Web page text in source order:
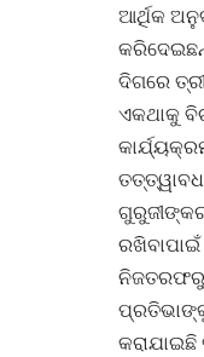
ଆର୍ଥିକ
ଦିଗରେ
ଏକଥାକୁ
ନିଜତରଫରୁ
କରାଯାଇଛି